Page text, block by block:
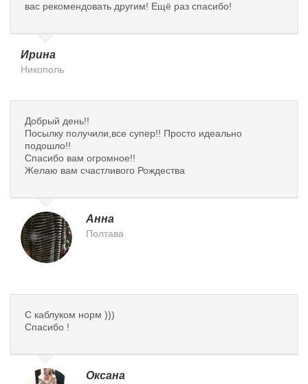
вас рекомендовать другим! Ещё раз спасибо!
Ирина
Никополь
Добрый день!!
Посылку получили,все супер!! Просто идеально
подошло!!
Спасибо вам огромное!!
Желаю вам счастливого Рождества
Анна
Полтава
С каблуком норм )))
Спасибо !
Оксана